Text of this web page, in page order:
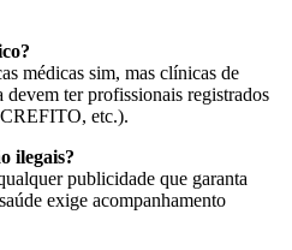
médicas sim, mas clínicas de
ter profissionais registrados
etc.).
ilegais?
publicidade que garanta
exige acompanhamento